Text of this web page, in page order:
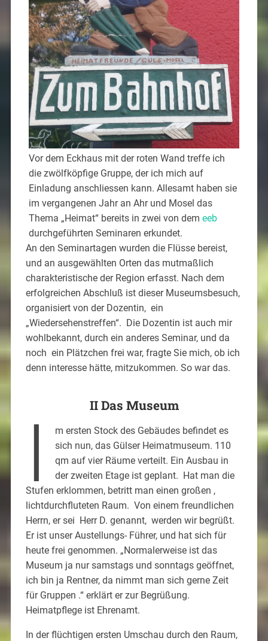
Vor dem Eckhaus mit der roten Wand treffe ich
die zwölfköpfige Gruppe, der ich mich auf
Einladung anschliessen kann. Allesamt haben sie
im vergangenen Jahr an Ahr und Mosel das
Thema „Heimat“ bereits in zwei von dem eeb
durchgeführten Seminaren erkundet.
An den Seminartagen wurden die Flüsse bereist,
und an ausgewählten Orten das mutmaßlich
charakteristische der Region erfasst. Nach dem
erfolgreichen Abschluß ist dieser Museumsbesuch,
organisiert von der Dozentin, ein
„Wiedersehenstreffen“. Die Dozentin ist auch mir
wohlbekannt, durch ein anderes Seminar, und da
noch ein Plätzchen frei war, fragte Sie mich, ob ich
denn interesse hätte, mitzukommen. So war das.
II Das Museum
I
m ersten Stock des Gebäudes befindet es
sich nun, das Gülser Heimatmuseum. 110
qm auf vier Räume verteilt. Ein Ausbau in
der zweiten Etage ist geplant. Hat man die
Stufen erklommen, betritt man einen großen ,
lichtdurchfluteten Raum. Von einem freundlichen
Herrn, er sei Herr D. genannt, werden wir begrüßt.
Er ist unser Austellungs- Führer, und hat sich für
heute frei genommen. „Normalerweise ist das
Museum ja nur samstags und sonntags geöffnet,
ich bin ja Rentner, da nimmt man sich gerne Zeit
für Gruppen .“ erklärt er zur Begrüßung.
Heimatpflege ist Ehrenamt.
In der flüchtigen ersten Umschau durch den Raum,